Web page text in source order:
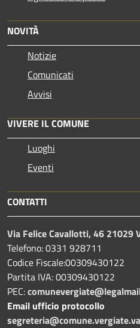
NOVITÀ
Notizie
Comunicati
Avvisi
VIVERE IL COMUNE
Luoghi
Eventi
CONTATTI
Via Felice Cavallotti, 46 21029
Telefono: 0331 928711
Codice Fiscale:00309430122
Partita IVA: 00309430122
PEC:
Email ufficio protocollo